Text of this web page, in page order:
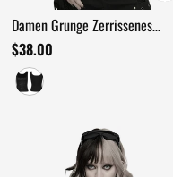
Damen Grunge Zerrissenes
Quadratisches Neckholder Crop-
Top
$38.00